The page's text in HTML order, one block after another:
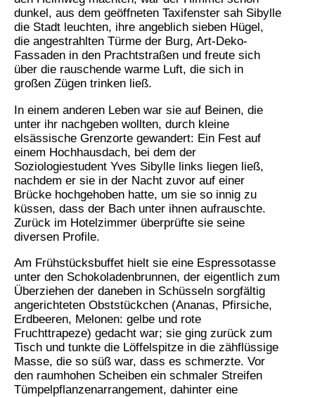
dunkel, aus dem geöffneten Taxifenster sah Sibylle
die Stadt leuchten, ihre angeblich sieben Hügel,
die angestrahlten Türme der Burg, Art-Deko-
Fassaden in den Prachtstraßen und freute sich
über die rauschende warme Luft, die sich in
großen Zügen trinken ließ.
In einem anderen Leben war sie auf Beinen, die
unter ihr nachgeben wollten, durch kleine
elsässische Grenzorte gewandert: Ein Fest auf
einem Hochhausdach, bei dem der
Soziologiestudent Yves Sibylle links liegen ließ,
nachdem er sie in der Nacht zuvor auf einer
Brücke hochgehoben hatte, um sie so innig zu
küssen, dass der Bach unter ihnen aufrauschte.
Zurück im Hotelzimmer überprüfte sie seine
diversen Profile.
Am Frühstücksbuffet hielt sie eine Espressotasse
unter den Schokoladenbrunnen, der eigentlich zum
Überziehen der daneben in Schüsseln sorgfältig
angerichteten Obststückchen (Ananas, Pfirsiche,
Erdbeeren, Melonen: gelbe und rote
Fruchttrapeze) gedacht war; sie ging zurück zum
Tisch und tunkte die Löffelspitze in die zähflüssige
Masse, die so süß war, dass es schmerzte. Vor
den raumhohen Scheiben ein schmaler Streifen
Tümpelpflanzenarrangement, dahinter eine